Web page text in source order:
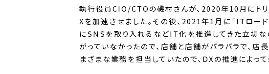
執行役員CIO/CTOの磯村さんが、2020年10月にト
Xを加速させました。その後、2021年1月に「ITロード
にSNSを取り入れるなどIT化を推進してきた立場な
がっていなかったので、店舗と店舗がバラバラで、
まざまな業務を担当していたので、DXの推進によっ